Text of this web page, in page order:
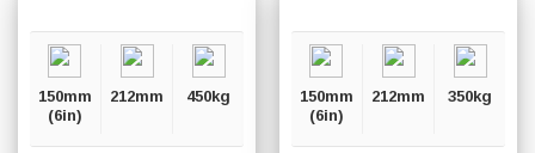
150mm
(6in)
212mm 450kg
150mm
(6in)
212mm 350kg